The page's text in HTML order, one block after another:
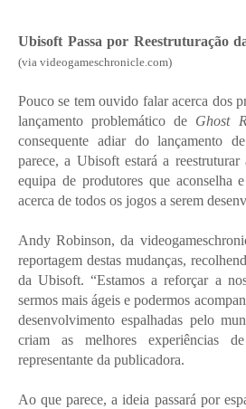
Ubisoft Passa por Reestruturação
(via videogameschronicle.com)
Pouco se tem ouvido falar acerca dos
lançamento problemático de Ghost
consequente adiar do lançamento
parece, a Ubisoft estará a
equipa de produtores que aconselha
acerca de todos os jogos a serem
Andy Robinson, da
reportagem destas mudanças,
da Ubisoft. “Estamos a reforçar a
sermos mais ágeis e podermos
desenvolvimento espalhadas pelo
criam as melhores experiências
representante da publicadora.
Ao que parece, a ideia passará por